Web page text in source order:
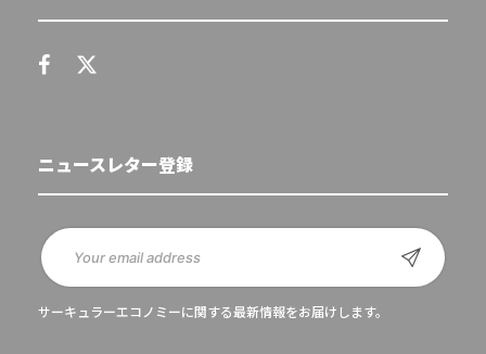
ニュースレター登録
サーキュラーエコノミーに関する最新情報をお届けします。